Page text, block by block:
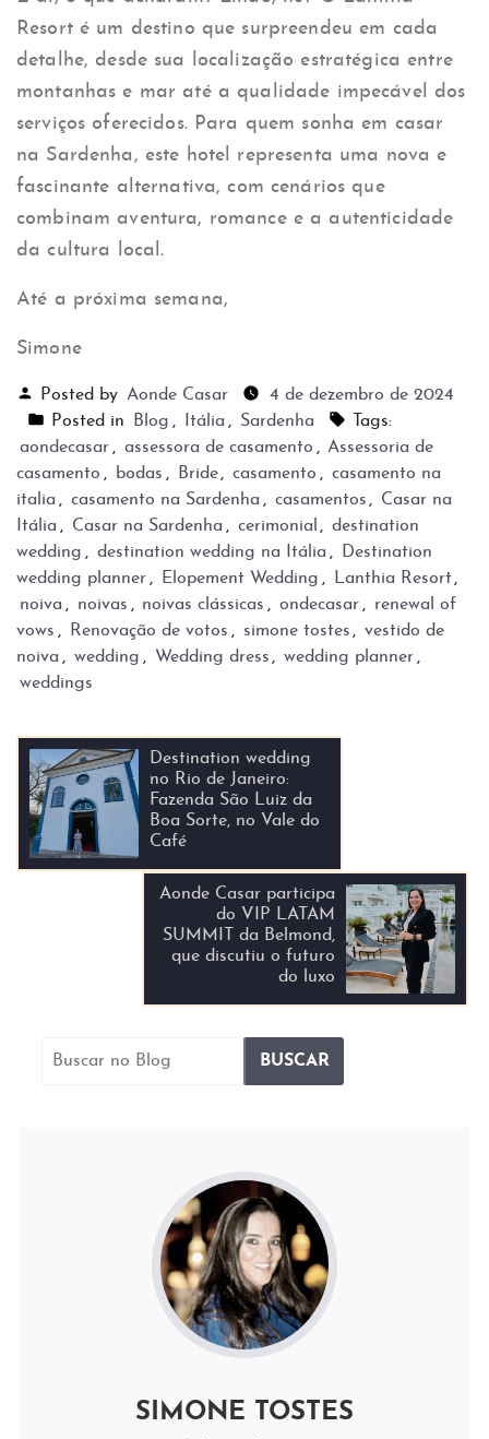
Resort é um destino que surpreendeu em cada
detalhe, desde sua localização estratégica entre
montanhas e mar até a qualidade impecável dos
serviços oferecidos. Para quem sonha em casar
na Sardenha, este hotel representa uma nova e
fascinante alternativa, com cenários que
combinam aventura, romance e a autenticidade
da cultura local.
Até a próxima semana,
Simone
Posted by Aonde Casar
4 de dezembro de 2024
Posted in
Blog , Itália , Sardenha
Tags:
aondecasar , assessora de casamento , Assessoria de
casamento , bodas , Bride , casamento , casamento na
italia , casamento na Sardenha , casamentos , Casar na
Itália , Casar na Sardenha , cerimonial , destination
wedding , destination wedding na Itália ,
Destination
wedding planner , Elopement Wedding , Lanthia Resort ,
noiva , noivas , noivas clássicas , ondecasar , renewal of
vows , Renovação de votos , simone tostes , vestido de
noiva , wedding , Wedding dress , wedding planner ,
weddings
Destination wedding
no Rio de Janeiro:
Fazenda São Luiz da
Boa Sorte, no Vale do
Café
Aonde Casar participa
do VIP LATAM
SUMMIT da Belmond,
que discutiu o futuro
do luxo
SIMONE TOSTES